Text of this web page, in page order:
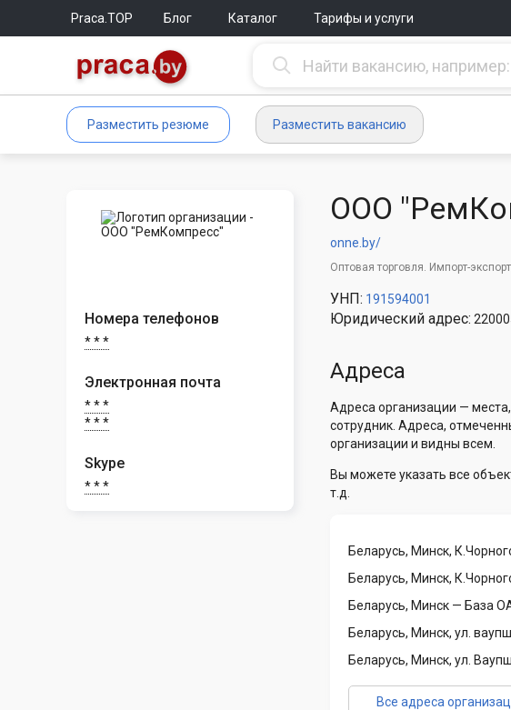
Praca.TOP Блог Каталог Тарифы и услуги
Разместить резюме Разместить вакансию
Номера телефонов
* * *
Электронная почта
* * *
* * *
Skype
* * *
ООО
onne.by/
Оптовая торговля. Импорт-экспорт
УНП: 191594001
Юридический адрес:
Адреса
Адреса организации —
сотрудник. Адреса,
организации и видны всем.
Вы можете указать все
т.д.
Беларусь, Минск,
Беларусь, Минск,
Беларусь, Минск — База
Беларусь, Минск, ул.
Беларусь, Минск, ул.
Все адреса